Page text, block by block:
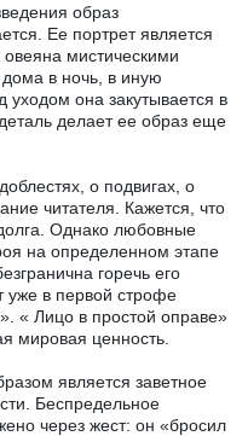
образ
Ее портрет является
мистическими
в ночь, в иную
она закутывается в
делает ее образ еще
о подвигах, о
читателя. Кажется, что
Однако любовные
на определенном этапе
горечь его
уже в первой строфе
« Лицо в простой оправе»
мировая ценность.
является заветное
Беспредельное
через жест: он «бросил